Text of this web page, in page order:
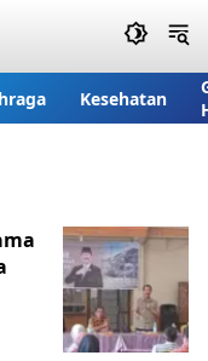
Kesehatan